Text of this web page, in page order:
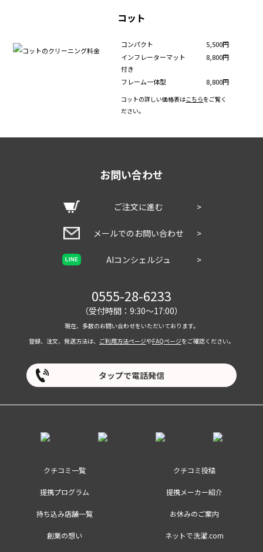
コット
コンパクト
5,500円
インフレーターマット
付き
8,800円
フレーム一体型 8,800円
コットの詳しい価格表はこちらをご覧く
ださい。
お問い合わせ
ご注文に進む >
メールでのお問い合わせ >
LINE AIコンシェルジュ >
0555-28-6233
（受付時間：9:30～17:00）
現在、多数のお問い合わせをいただいております。
登録、注文、発送方法は、 ご利用方法ページやFAQページをご確認ください。
タップで電話発信
クチコミ一覧 クチコミ投稿
提携プログラム 提携メーカー紹介
持ち込み店舗一覧 お休みのご案内
創業の想い ネットで洗濯.com